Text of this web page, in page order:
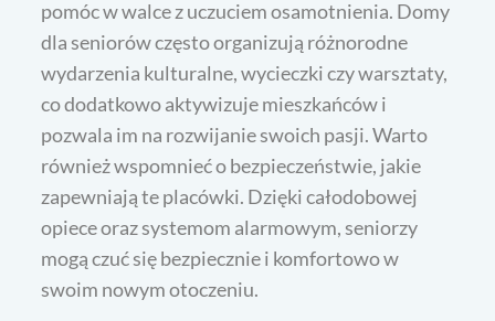
pomóc w walce z uczuciem osamotnienia. Domy
dla seniorów często organizują różnorodne
wydarzenia kulturalne, wycieczki czy warsztaty,
co dodatkowo aktywizuje mieszkańców i
pozwala im na rozwijanie swoich pasji. Warto
również wspomnieć o bezpieczeństwie, jakie
zapewniają te placówki. Dzięki całodobowej
opiece oraz systemom alarmowym, seniorzy
mogą czuć się bezpiecznie i komfortowo w
swoim nowym otoczeniu.